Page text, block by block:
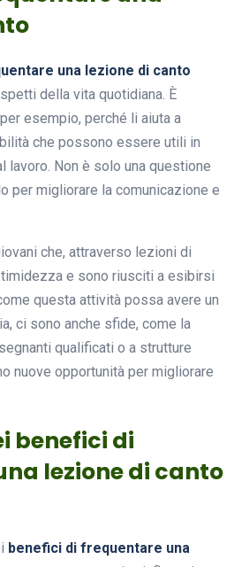
una lezione di canto
della vita quotidiana. È
esempio, perché li aiuta a
che possono essere utili in
lavoro. Non è solo una questione
per migliorare la comunicazione e
che, attraverso lezioni di
timidezza e sono riusciti a esibirsi
questa attività possa avere un
ci sono anche sfide, come la
qualificati o a strutture
nuove opportunità per migliorare
benefici di
lezione di canto
benefici di frequentare una